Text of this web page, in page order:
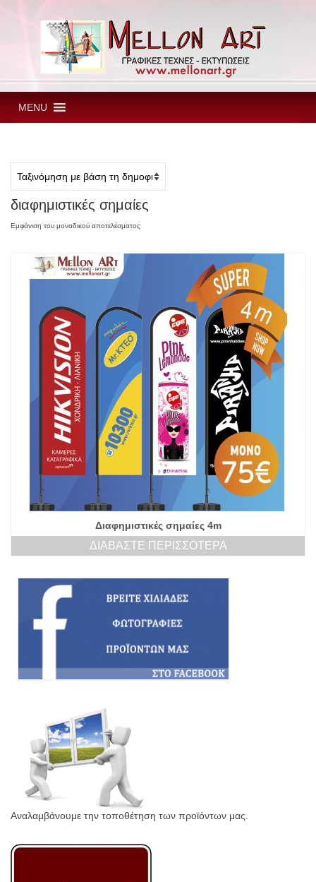
MENU
διαφημιστικές σημαίες
Εμφάνιση του μοναδικού αποτελέσματος
Διαφημιστικές σημαίες 4m
ΔΙΑΒΆΣΤΕ ΠΕΡΙΣΣΌΤΕΡΑ
Αναλαμβάνουμε την τοποθέτηση των προϊόντων μας.